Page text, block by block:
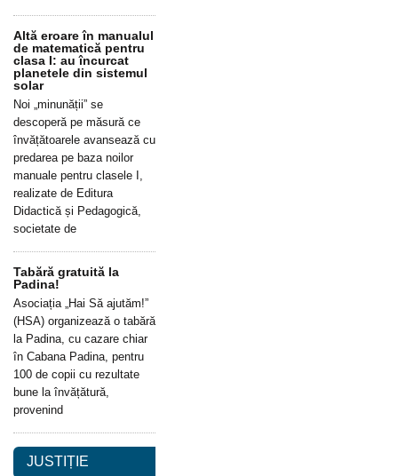
Altă eroare în manualul
de matematică pentru
clasa I: au încurcat
planetele din sistemul
solar
Noi „minunății” se
descoperă pe măsură ce
învățătoarele avansează cu
predarea pe baza noilor
manuale pentru clasele I,
realizate de Editura
Didactică și Pedagogică,
societate de
Tabără gratuită la
Padina!
Asociația „Hai Să ajutăm!”
(HSA) organizează o tabără
la Padina, cu cazare chiar
în Cabana Padina, pentru
100 de copii cu rezultate
bune la învățătură,
provenind
JUSTIȚIE